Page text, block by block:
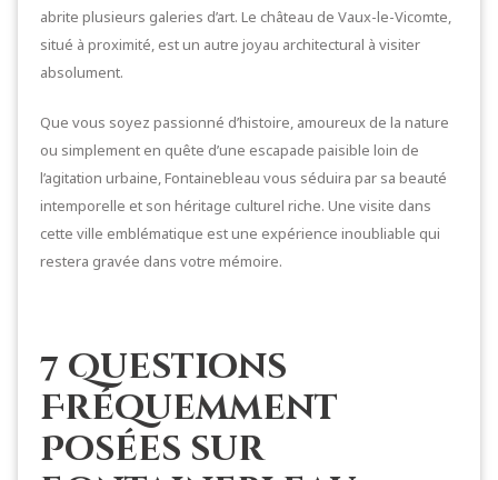
abrite plusieurs galeries d’art. Le château de Vaux-le-Vicomte,
situé à proximité, est un autre joyau architectural à visiter
absolument.
Que vous soyez passionné d’histoire, amoureux de la nature
ou simplement en quête d’une escapade paisible loin de
l’agitation urbaine, Fontainebleau vous séduira par sa beauté
intemporelle et son héritage culturel riche. Une visite dans
cette ville emblématique est une expérience inoubliable qui
restera gravée dans votre mémoire.
7 Questions
Fréquemment
Posées sur